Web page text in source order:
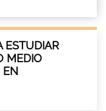
ESTUDIAR
MEDIO
EN